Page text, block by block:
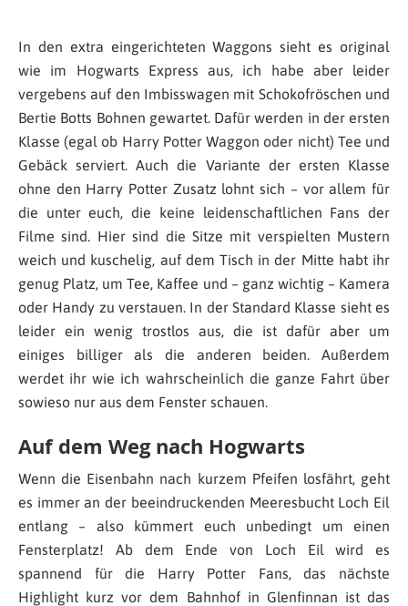
In den extra eingerichteten Waggons sieht es original
wie im Hogwarts Express aus, ich habe aber leider
vergebens auf den Imbisswagen mit Schokofröschen und
Bertie Botts Bohnen gewartet. Dafür werden in der ersten
Klasse (egal ob Harry Potter Waggon oder nicht) Tee und
Gebäck serviert. Auch die Variante der ersten Klasse
ohne den Harry Potter Zusatz lohnt sich – vor allem für
die unter euch, die keine leidenschaftlichen Fans der
Filme sind. Hier sind die Sitze mit verspielten Mustern
weich und kuschelig, auf dem Tisch in der Mitte habt ihr
genug Platz, um Tee, Kaffee und – ganz wichtig – Kamera
oder Handy zu verstauen. In der Standard Klasse sieht es
leider ein wenig trostlos aus, die ist dafür aber um
einiges billiger als die anderen beiden. Außerdem
werdet ihr wie ich wahrscheinlich die ganze Fahrt über
sowieso nur aus dem Fenster schauen.
Auf dem Weg nach Hogwarts
Wenn die Eisenbahn nach kurzem Pfeifen losfährt, geht
es immer an der beeindruckenden Meeresbucht Loch Eil
entlang – also kümmert euch unbedingt um einen
Fensterplatz! Ab dem Ende von Loch Eil wird es
spannend für die Harry Potter Fans, das nächste
Highlight kurz vor dem Bahnhof in Glenfinnan ist das